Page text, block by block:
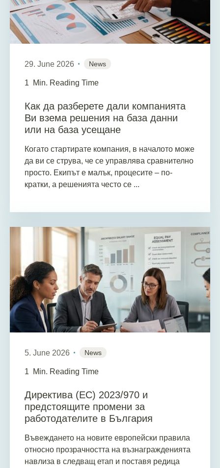
29. June 2026 News
1 Min. Reading Time
Как да разберете дали компанията
Ви взема решения на база данни
или на база усещане
Когато стартирате компания, в началото може
да ви се струва, че се управлява сравнително
просто. Екипът е малък, процесите – по-
кратки, а решенията често се ...
5. June 2026 News
1 Min. Reading Time
Директива (ЕС) 2023/970 и
предстоящите промени за
работодателите в България
Въвеждането на новите европейски правила
относно прозрачността на възнагражденията
навлиза в следващ етап и поставя редица